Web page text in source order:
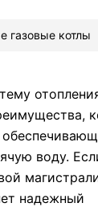
газовые котлы
воду.
надежный